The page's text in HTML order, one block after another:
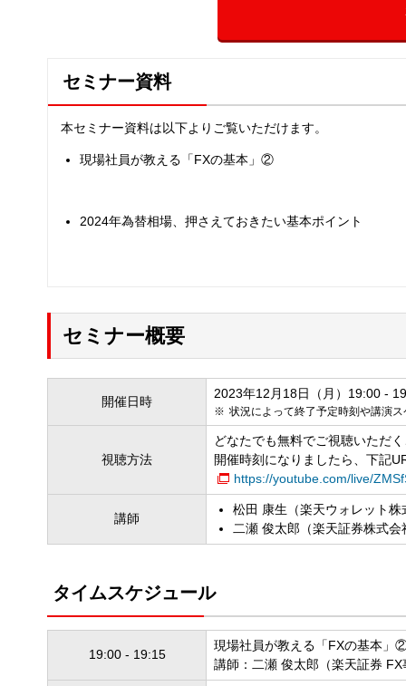
セミナー資料
本セミナー資料は以下よりご覧いただけます。
現場社員が教える「FXの基本」②
2024年為替相場、押さえておきたい基本ポイント
セミナー概要
開催日時
2023年12月18日（月）19:00 -
状況によって終了予定時刻や講演
視聴方法
どなたでも無料でご視聴いただ
開催時刻になりましたら、下記
https://youtube.com/live/
講師
松田 康生（楽天ウォレット
二瀬 俊太郎（楽天証券株式
タイムスケジュール
19:00 - 19:15
現場社員が教える「FXの基本」
講師：二瀬 俊太郎（楽天証券 FX